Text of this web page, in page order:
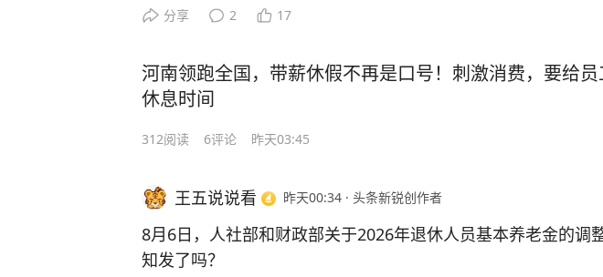
真正影响今年调整节奏的核心原因，大概率是当前实际情况尚
考城镇职工平均工资涨幅和物价变动两大指标，2025年全国CPI
比涨幅为零，物价几乎没有波动，货币购买力保持稳定。
养老金调整的核心初衷之一就是抵消物价上涨对购买力的侵蚀，
个维度看，今年暂不启动调整是符合现有政策逻辑的。
比起纠结今年是否上涨，更值得期待的是“十五五规划”明确提出的
规定，“梅姨”真有可能逃过死劫。《刑法》第49条规定，“审判
候已满75周岁的人，不适用死刑”。关于这条法条，有两点需要注
意。
随着时间的推移年龄渐长，司法机关没有透露其精准的年龄，从
的长相来看已经挺老了，这意味着审判时“梅姨”的年龄是有可能
过75岁的，即满足不适用死刑的要求。
分享 2 17
河南领跑全国，带薪休假不再是口号！刺激消费，要给员
休息时间
312阅读 6评论 昨天03:45
王五说说看 昨天00:34 · 头条新锐创作者
8月6日，人社部和财政部关于2026年退休人员基本养老金的调
知发了吗？